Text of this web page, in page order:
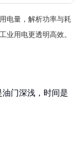
电量，解析功率与耗
业用电更透明高效。
门深浅，时间是